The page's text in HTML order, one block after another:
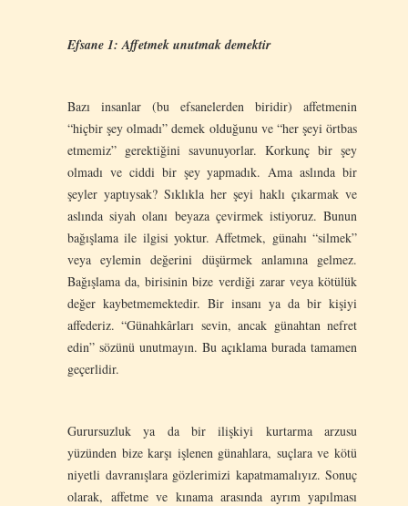
Efsane 1: Affetmek unutmak demektir
Bazı insanlar (bu efsanelerden biridir) affetmenin
“hiçbir şey olmadı” demek olduğunu ve “her şeyi örtbas
etmemiz” gerektiğini savunuyorlar. Korkunç bir şey
olmadı ve ciddi bir şey yapmadık. Ama aslında bir
şeyler yaptıysak? Sıklıkla her şeyi haklı çıkarmak ve
aslında siyah olanı beyaza çevirmek istiyoruz. Bunun
bağışlama ile ilgisi yoktur. Affetmek, günahı “silmek”
veya eylemin değerini düşürmek anlamına gelmez.
Bağışlama da, birisinin bize verdiği zarar veya kötülük
değer kaybetmemektedir. Bir insanı ya da bir kişiyi
affederiz. “Günahkârları sevin, ancak günahtan nefret
edin” sözünü unutmayın. Bu açıklama burada tamamen
geçerlidir.
Gurursuzluk ya da bir ilişkiyi kurtarma arzusu
yüzünden bize karşı işlenen günahlara, suçlara ve kötü
niyetli davranışlara gözlerimizi kapatmamalıyız. Sonuç
olarak, affetme ve kınama arasında ayrım yapılması